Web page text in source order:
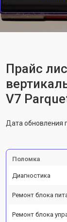
Прайс
V7
Дата обновления
Поломка
Диагностика
Ремонт блока
Ремонт блока